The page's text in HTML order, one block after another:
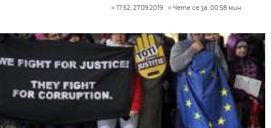
17:52, 27.09.2019 Чете се за: 00:58 мин.